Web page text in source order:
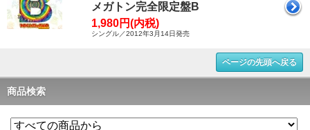
メガトン完全限定盤B
1,980円(内税)
シングル／2012年3月14日発売
ページの先頭へ戻る
商品検索